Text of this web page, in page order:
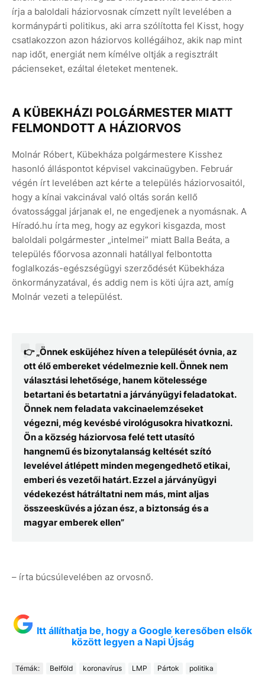
írja a baloldali háziorvosnak címzett nyílt levelében a
kormánypárti politikus, aki arra szólította fel Kisst, hogy
csatlakozzon azon háziorvos kollégáihoz, akik nap mint
nap időt, energiát nem kímélve oltják a regisztrált
pácienseket, ezáltal életeket mentenek.
A KÜBEKHÁZI POLGÁRMESTER MIATT
FELMONDOTT A HÁZIORVOS
Molnár Róbert, Kübekháza polgármestere Kisshez
hasonló álláspontot képvisel vakcinaügyben. Február
végén írt levelében azt kérte a település háziorvosaitól,
hogy a kínai vakcinával való oltás során kellő
óvatossággal járjanak el, ne engedjenek a nyomásnak. A
Híradó.hu írta meg, hogy az egykori kisgazda, most
baloldali polgármester „intelmei” miatt Balla Beáta, a
település főorvosa azonnali hatállyal felbontotta
foglalkozás-egészségügyi szerződését Kübekháza
önkormányzatával, és addig nem is köti újra azt, amíg
Molnár vezeti a települést.
👉 „Önnek esküjéhez híven a települését óvnia, az
ott élő embereket védelmeznie kell. Önnek nem
választási lehetősége, hanem kötelessége
betartani és betartatni a járványügyi feladatokat.
Önnek nem feladata vakcinaelemzéseket
végezni, még kevésbé virológusokra hivatkozni.
Ön a község háziorvosa felé tett utasító
hangnemű és bizonytalanság keltését szító
levelével átlépett minden megengedhető etikai,
emberi és vezetői határt. Ezzel a járványügyi
védekezést hátráltatni nem más, mint aljas
összeesküvés a józan ész, a biztonság és a
magyar emberek ellen”
– írta búcsúlevelében az orvosnő.
Itt állíthatja be, hogy a Google keresőben elsők
között legyen a Napi Újság
Témák: Belföld koronavírus LMP Pártok politika